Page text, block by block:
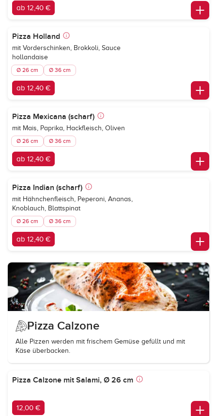
ab 12,40 €
Pizza Holland
mit Vorderschinken, Brokkoli, Sauce
hollandaise
Ø 26 cm Ø 36 cm
ab 12,40 €
Pizza Mexicana (scharf)
mit Mais, Paprika, Hackfleisch, Oliven
Ø 26 cm Ø 36 cm
ab 12,40 €
Pizza Indian (scharf)
mit Hähnchenfleisch, Peperoni, Ananas,
Knoblauch, Blattspinat
Ø 26 cm Ø 36 cm
ab 12,40 €
Pizza Calzone
Alle Pizzen werden mit frischem Gemüse gefüllt und mit
Käse überbacken.
Pizza Calzone mit Salami, Ø 26 cm
12,00 €